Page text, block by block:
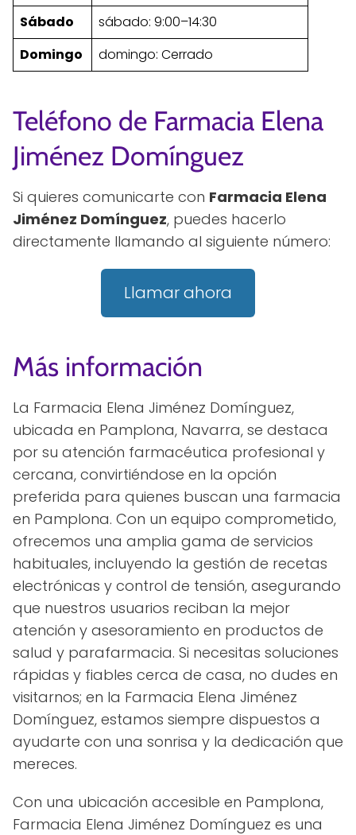
Sábado
sábado: 9:00–14:30
Domingo
domingo: Cerrado
Teléfono de Farmacia Elena
Jiménez Domínguez
Si quieres comunicarte con Farmacia Elena
Jiménez Domínguez, puedes hacerlo
directamente llamando al siguiente número:
Llamar ahora
Más información
La Farmacia Elena Jiménez Domínguez,
ubicada en Pamplona, Navarra, se destaca
por su atención farmacéutica profesional y
cercana, convirtiéndose en la opción
preferida para quienes buscan una farmacia
en Pamplona. Con un equipo comprometido,
ofrecemos una amplia gama de servicios
habituales, incluyendo la gestión de recetas
electrónicas y control de tensión, asegurando
que nuestros usuarios reciban la mejor
atención y asesoramiento en productos de
salud y parafarmacia. Si necesitas soluciones
rápidas y fiables cerca de casa, no dudes en
visitarnos; en la Farmacia Elena Jiménez
Domínguez, estamos siempre dispuestos a
ayudarte con una sonrisa y la dedicación que
mereces.
Con una ubicación accesible en Pamplona,
Farmacia Elena Jiménez Domínguez es una